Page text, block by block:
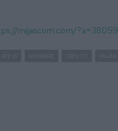
mijascom.com/?a=38059